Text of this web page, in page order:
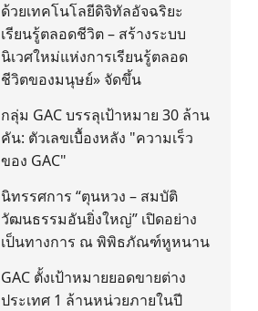
ด้วยเทคโนโลยีดิจิทัลอัจฉริยะ
เรียนรู้ตลอดชีวิต – สร้างระบบ
นิเวศใหม่แห่งการเรียนรู้ตลอด
ชีวิตของมนุษย์» จัดขึ้น
กลุ่ม GAC บรรลุเป้าหมาย 30 ล้าน
คัน: ตัวเลขเบื้องหลัง "ความเร็ว
ของ GAC"
นิทรรศการ “ตุนหวง – สมบัติ
วัฒนธรรมอันยิ่งใหญ่” เปิดอย่าง
เป็นทางการ ณ พิพิธภัณฑ์หูหนาน
GAC ตั้งเป้าหมายยอดขายต่าง
ประเทศ 1 ล้านหน่วยภายในปี